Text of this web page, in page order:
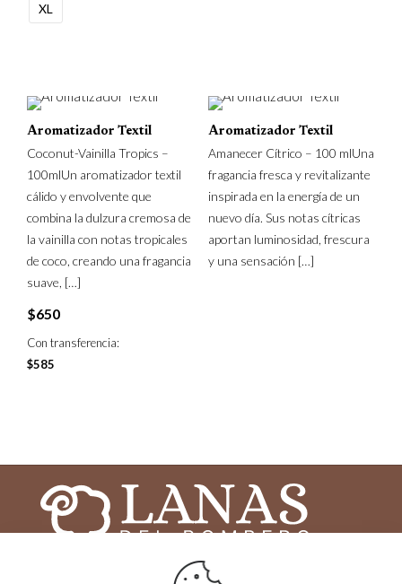
XL
Aromatizador Textil
Coconut-Vainilla Tropics –
100mlUn aromatizador textil
cálido y envolvente que
combina la dulzura cremosa de
la vainilla con notas tropicales
de coco, creando una fragancia
suave, […]
$650
Con transferencia:
$585
Aromatizador Textil
Amanecer Cítrico – 100 mlUna
fragancia fresca y revitalizante
inspirada en la energía de un
nuevo día. Sus notas cítricas
aportan luminosidad, frescura
y una sensación […]